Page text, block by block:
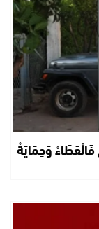
وَحِمَايَةْ